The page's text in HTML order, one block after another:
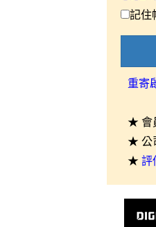
記住
重寄
★ 會
★ 公
★ 評